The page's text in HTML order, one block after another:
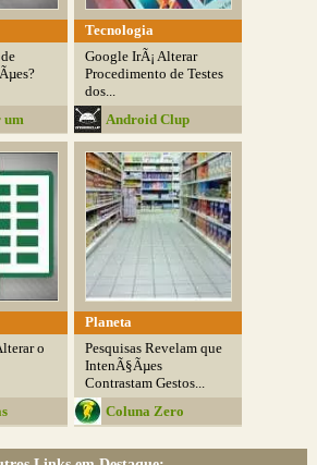
um
Tecnologia
Google IrÃ¡ Alterar
Procedimento de Testes
dos...
Android Clup
o
Planeta
Pesquisas Revelam que
IntenÃ§Ãµes
Contrastam Gestos...
Coluna Zero